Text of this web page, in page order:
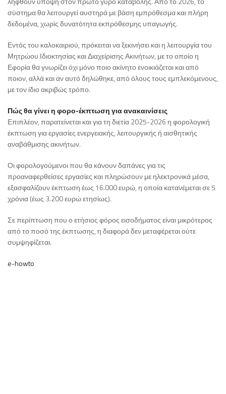
σύστημα θα λειτουργεί αυστηρά με βάση εμπρόθεσμα και πλήρη
δεδομένα, χωρίς δυνατότητα εκπρόθεσμης υπαγωγής.
Εντός του καλοκαιριού, πρόκειται να ξεκινήσει και η λειτουργία του
Μητρώου Ιδιοκτησίας και Διαχείρισης Ακινήτων, με το οποίο η
Εφορία θα γνωρίζει όχι μόνο ποιο ακίνητο ενοικιάζεται και από
ποιον, αλλά και αν αυτό δηλώθηκε, από όλους τους εμπλεκόμενους,
με τον ίδιο ακριβώς τρόπο.
Πώς θα γίνει η φορο-έκπτωση για ανακαινίσεις
Επιπλέον, παρατείνεται και για τη διετία 2025-2026 η φορολογική
έκπτωση για εργασίες ενεργειακής, λειτουργικής ή αισθητικής
αναβάθμισης ακινήτων.
Οι φορολογούμενοι που θα κάνουν δαπάνες για τις
προαναφερθείσες εργασίες και πληρώσουν με ηλεκτρονικά μέσα,
εξασφαλίζουν έκπτωση έως 16.000 ευρώ, η οποία κατανέμεται σε 5
χρόνια (έως 3.200 ευρώ ετησίως).
Σε περίπτωση που ο ετήσιος φόρος εισοδήματος είναι μικρότερος
από το ποσό της έκπτωσης, η διαφορά δεν μεταφέρεται ούτε
συμψηφίζεται.
e-howto